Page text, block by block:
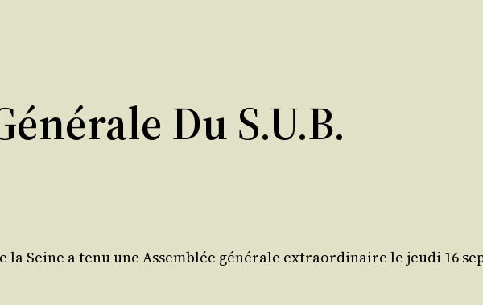
Du S.U.B.
la Seine a tenu une Assem­blée géné­rale extra­or­di­naire le jeu­di 16